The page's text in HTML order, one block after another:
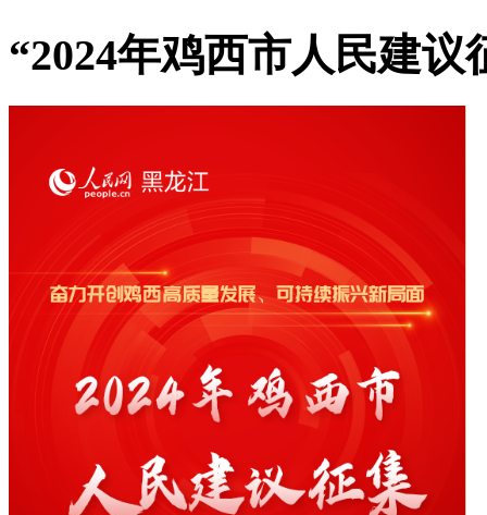
“2024年鸡西市人民建